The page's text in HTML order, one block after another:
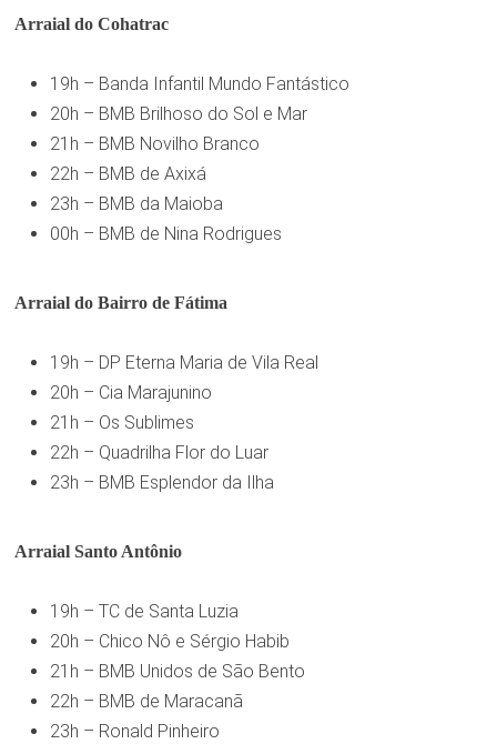
Arraial do Cohatrac
19h – Banda Infantil Mundo Fantástico
20h – BMB Brilhoso do Sol e Mar
21h – BMB Novilho Branco
22h – BMB de Axixá
23h – BMB da Maioba
00h – BMB de Nina Rodrigues
Arraial do Bairro de Fátima
19h – DP Eterna Maria de Vila Real
20h – Cia Marajunino
21h – Os Sublimes
22h – Quadrilha Flor do Luar
23h – BMB Esplendor da Ilha
Arraial Santo Antônio
19h – TC de Santa Luzia
20h – Chico Nô e Sérgio Habib
21h – BMB Unidos de São Bento
22h – BMB de Maracanã
23h – Ronald Pinheiro